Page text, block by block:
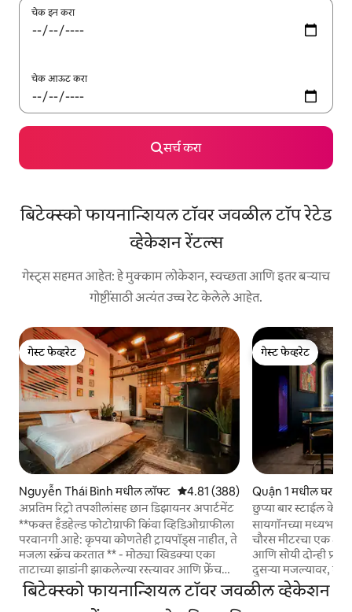
चेक इन करा
चेक आऊट करा
सर्च करा
बिटेक्स्को फायनान्शियल टॉवर जवळील टॉप रेटेड
व्हेकेशन रेंटल्स
गेस्ट्स सहमत आहेत: हे मुक्काम लोकेशन, स्वच्छता आणि इतर बऱ्याच
गोष्टींसाठी अत्यंत उच्च रेट केलेले आहेत.
गेस्ट फेव्हरेट
गेस्ट फेव्हरेट
Nguyễn Thái Bình मधील लॉफ्ट 5 पैकी 4.81 सरासरी रेटिंग, 388 रिव्ह्यूज
4.81 (388)
अप्रतिम रिट्रो तपशीलांसह छान डिझायनर अपार्टमेंट
**फक्त हँडहेल्ड फोटोग्राफी किंवा व्हिडिओग्राफीला
परवानगी आहे: कृपया कोणतेही ट्रायपॉड्स नाहीत, ते
मजला स्क्रॅच करतात ** - मोठ्या खिडक्या एका
ताटाच्या झाडांनी झाकलेल्या रस्त्यावर आणि फ्रेंच
वसाहतवादी काळातील आर्किटेक्चरकडे पाहतात
आणि व्हिएतनामच्या सर्वात उत्साही शहराच्या
गेस्ट फेव्हरेट
गेस्ट फेव्हरेट
Quận 1 मधील घर
छुप्या बार स्टाईल
अ‍ॅलीवे
सायगॉनच्या
चौरस मीटरचा एक
आणि सोयी दोन्ही
दुसऱ्या मजल्यावर,
बीनदेअर कॅफेच्या
लिव्हिंग आणि उत्तम
बिटेक्स्को फायनान्शियल टॉवर जवळील व्हेकेशन